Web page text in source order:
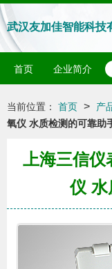
武汉友加佳智能科技
首页 企业简介
当前位置： 首页 > 产
氧仪 水质检测的可靠助
上海三信仪
仪 水